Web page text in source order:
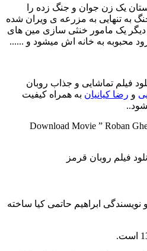
یک زن جوان و جنگ زده را
به تنهایی به مزرعه ی ویران شده
یک مامور خنثی سازی مین های
محبوبه به خانه اش میشود و ......
فیلم تماشایی و جذاب روبان
و رضا کیانیان به همراه کیفیت
Download Movie ” Roban
نویسندگی ابراهیم حاتمی کیا ساخته